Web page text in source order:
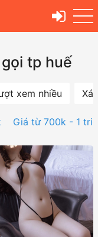
gọi tp huế
xem nhiều
Giá từ 700k - 1